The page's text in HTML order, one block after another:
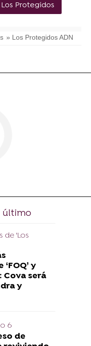
Protegidos
» Los Protegidos ADN
último
de 'Los
y
Cova será
y
6
de